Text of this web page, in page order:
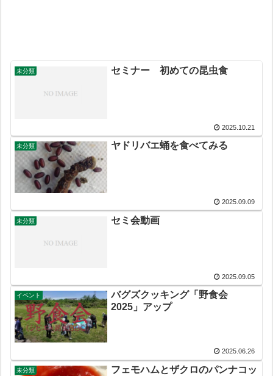
未分類 セミナー 初めての昆虫食
2025.10.21
未分類 ヤドリバエ蛹を食べてみる
2025.09.09
未分類 セミ会動画
2025.09.05
イベント
バグズクッキング「野食会
2025」アップ
2025.06.26
未分類
フェモハムとザクロのパンナコッ